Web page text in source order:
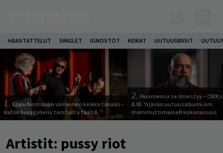
HAASTATTELUT SINGLET IGNOSTOT KEIKAT UUTUUSBIISIT
1. Eppu Normaalin viimeinen keikka tänään –
katso kuvagalleria torstailta täältä
2. Huomenna se ilmestyy –
A.W. Yrjänän uutuusalbumi om
mammuttimainen kokonaisuus
Artistit: pussy riot